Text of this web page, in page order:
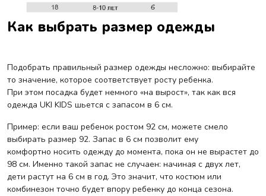
Как выбрать размер одежды
Подобрать правильный размер одежды несложно: выбирайте
то значение, которое соответствует росту ребенка.
При этом посадка будет немного «на вырост», так как вся
одежда UKI KIDS шьется с запасом в 6 см.
Пример: если ваш ребенок ростом 92 см, можете смело
выбирать размер 92. Запас в 6 см позволит ему
комфортно носить одежду до момента, пока он не вырастет до
98 см. Именно такой запас не случаен: начиная с двух лет,
дети растут на 6 см в год. Это значит, что костюм или
комбинезон точно будет впору ребенку до конца сезона.